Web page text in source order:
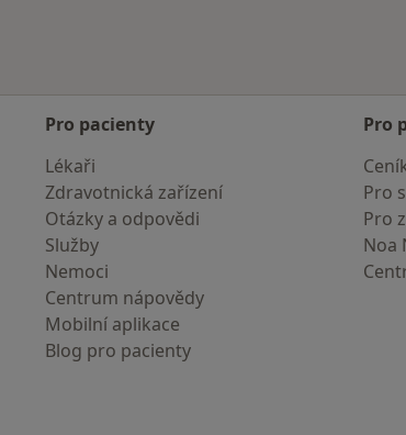
Pro pacienty
Lékaři
Zdravotnická zařízení
Otázky a odpovědi
Služby
Nemoci
Centrum nápovědy
Mobilní aplikace
Blog pro pacienty
Pro
Pro
Pro
Noa